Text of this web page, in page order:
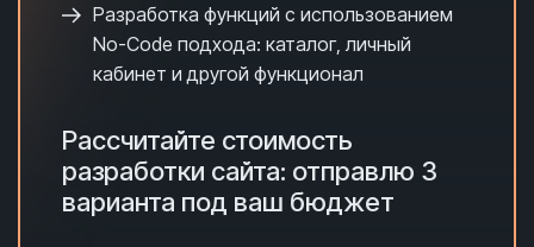
Разработка функций с использованием
No-Code подхода: каталог, личный
кабинет и другой функционал
Рассчитайте стоимость
разработки сайта: отправлю 3
варианта под ваш бюджет